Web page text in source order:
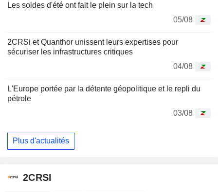
Les soldes d'été ont fait le plein sur la tech
05/08
2CRSi et Quanthor unissent leurs expertises pour
sécuriser les infrastructures critiques
04/08
L'Europe portée par la détente géopolitique et le repli du
pétrole
03/08
Plus d'actualités
2CRSI